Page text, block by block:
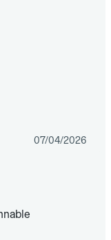
07/04/2026